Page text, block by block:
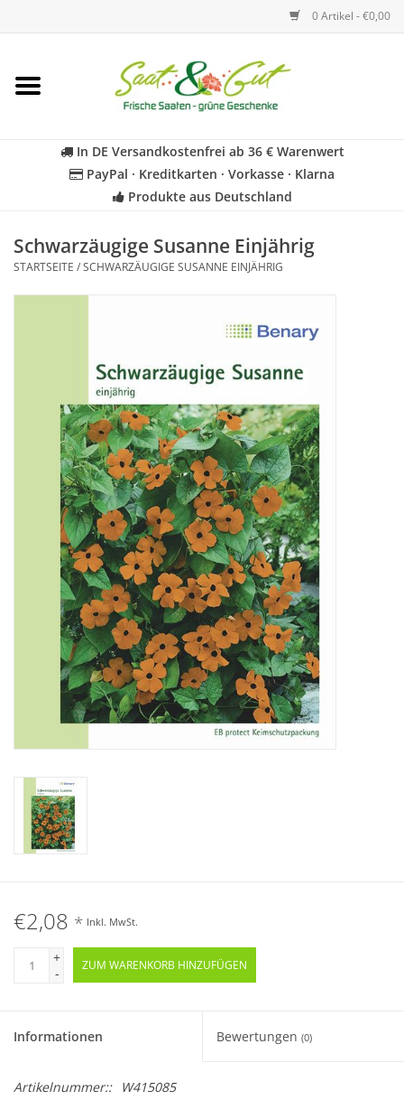
0 Artikel - €0,00
Startseite
Kräuter
Geschenkideen
In DE Versandkostenfrei ab 36 € Warenwert
PayPal · Kreditkarten · Vorkasse · Klarna
Produkte aus Deutschland
Schwarzäugige Susanne Einjährig
STARTSEITE /SCHWARZÄUGIGE SUSANNE EINJÄHRIG
€2,08 * Inkl. MwSt.
+
-
ZUM WARENKORB HINZUFÜGEN
Informationen Bewertungen (0)
Artikelnummer::
W415085